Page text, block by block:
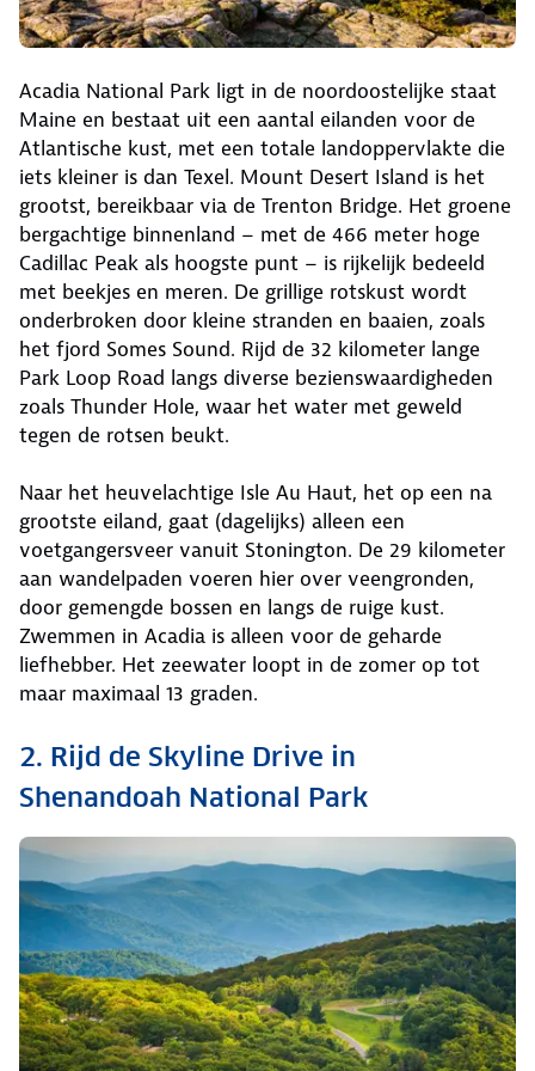
Acadia National Park ligt in de noordoostelijke staat
Maine en bestaat uit een aantal eilanden voor de
Atlantische kust, met een totale landoppervlakte die
iets kleiner is dan Texel. Mount Desert Island is het
grootst, bereikbaar via de Trenton Bridge. Het groene
bergachtige binnenland – met de 466 meter hoge
Cadillac Peak als hoogste punt – is rijkelijk bedeeld
met beekjes en meren. De grillige rotskust wordt
onderbroken door kleine stranden en baaien, zoals
het fjord Somes Sound. Rijd de 32 kilometer lange
Park Loop Road langs diverse bezienswaardigheden
zoals Thunder Hole, waar het water met geweld
tegen de rotsen beukt.
Naar het heuvelachtige Isle Au Haut, het op een na
grootste eiland, gaat (dagelijks) alleen een
voetgangersveer vanuit Stonington. De 29 kilometer
aan wandelpaden voeren hier over veengronden,
door gemengde bossen en langs de ruige kust.
Zwemmen in Acadia is alleen voor de geharde
liefhebber. Het zeewater loopt in de zomer op tot
maar maximaal 13 graden.
2. Rijd de Skyline Drive in
Shenandoah National Park